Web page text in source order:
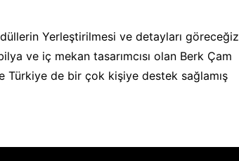
Yerleştirilmesi ve detayları göreceğiz
ve iç mekan tasarımcısı olan Berk Çam
Türkiye de bir çok kişiye destek sağlamış